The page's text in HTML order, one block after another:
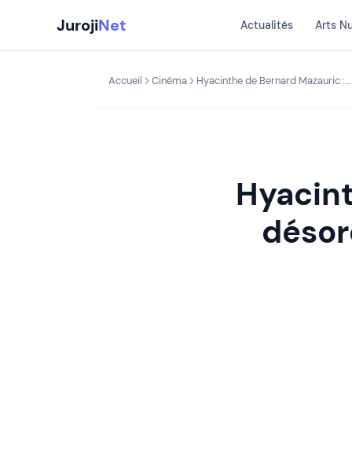
contenu
JurojiNet Actualités Arts
Accueil Cinéma Hyacinthe de Bernard Mazauric :...